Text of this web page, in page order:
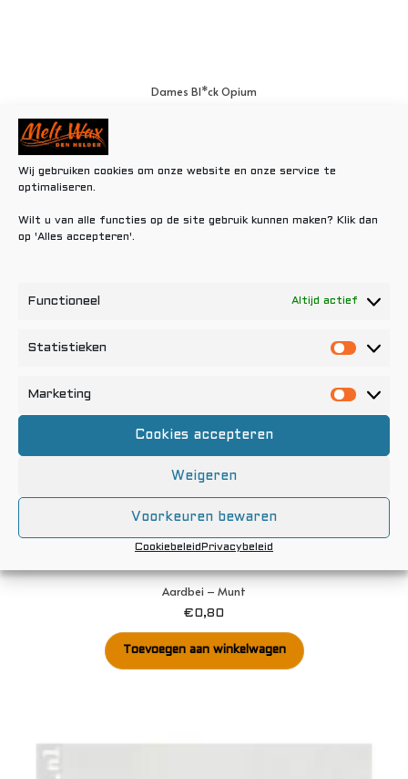
Wij gebruiken cookies om onze website en onze service te
optimaliseren.
Wilt u van alle functies op de site gebruik kunnen maken? Klik dan
op 'Alles accepteren'.
Functioneel Altijd actief
Statistieken
Marketing
Cookies accepteren
Weigeren
Voorkeuren bewaren
Cookiebeleid Privacybeleid
Dames Bl*ck Opium
Aardbei – Munt
€0,80
Toevoegen aan winkelwagen